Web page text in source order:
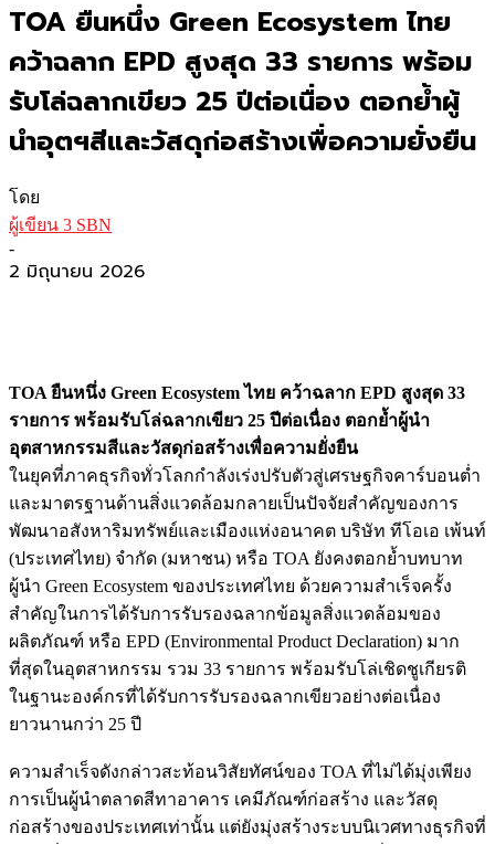
TOA ยืนหนึ่ง Green Ecosystem ไทย
คว้าฉลาก EPD สูงสุด 33 รายการ พร้อม
รับโล่ฉลากเขียว 25 ปีต่อเนื่อง ตอกย้ำผู้
นำอุตฯสีและวัสดุก่อสร้างเพื่อความยั่งยืน
โดย
ผู้เขียน 3 SBN
-
2 มิถุนายน 2026
TOA ยืนหนึ่ง Green Ecosystem ไทย คว้าฉลาก EPD สูงสุด 33
รายการ พร้อมรับโล่ฉลากเขียว 25 ปีต่อเนื่อง ตอกย้ำผู้นำ
อุตสาหกรรมสีและวัสดุก่อสร้างเพื่อความยั่งยืน
ในยุคที่ภาคธุรกิจทั่วโลกกำลังเร่งปรับตัวสู่เศรษฐกิจคาร์บอนต่ำ
และมาตรฐานด้านสิ่งแวดล้อมกลายเป็นปัจจัยสำคัญของการ
พัฒนาอสังหาริมทรัพย์และเมืองแห่งอนาคต บริษัท ทีโอเอ เพ้นท์
(ประเทศไทย) จำกัด (มหาชน) หรือ TOA ยังคงตอกย้ำบทบาท
ผู้นำ Green Ecosystem ของประเทศไทย ด้วยความสำเร็จครั้ง
สำคัญในการได้รับการรับรองฉลากข้อมูลสิ่งแวดล้อมของ
ผลิตภัณฑ์ หรือ EPD (Environmental Product Declaration) มาก
ที่สุดในอุตสาหกรรม รวม 33 รายการ พร้อมรับโล่เชิดชูเกียรติ
ในฐานะองค์กรที่ได้รับการรับรองฉลากเขียวอย่างต่อเนื่อง
ยาวนานกว่า 25 ปี
ความสำเร็จดังกล่าวสะท้อนวิสัยทัศน์ของ TOA ที่ไม่ได้มุ่งเพียง
การเป็นผู้นำตลาดสีทาอาคาร เคมีภัณฑ์ก่อสร้าง และวัสดุ
ก่อสร้างของประเทศเท่านั้น แต่ยังมุ่งสร้างระบบนิเวศทางธุรกิจที่